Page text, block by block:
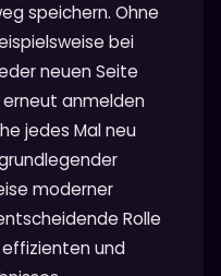
speichern. Ohne
bei
neuen Seite
anmelden
jedes Mal neu
moderner
Rolle
und